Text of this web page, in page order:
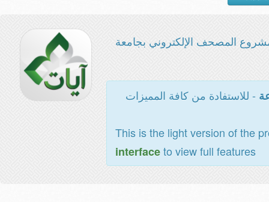
المصحف الإلكتروني بجامعة
- للاستفادة من كافة المميزات
This is the light version of the
interfaceto view full features